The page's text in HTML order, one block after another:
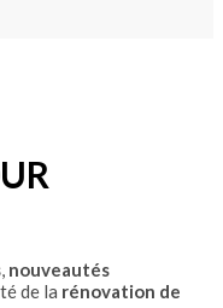
basculantes
, nouveautés
de la rénovation de